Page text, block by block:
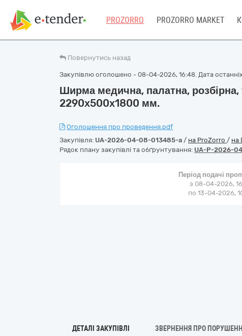
PROZORRO PROZORRO MARKET
Повернутись назад
Закупівлю оголошено - 08-04-2026, 16:48. Дата
Ширма медична, палатна, розбірна,
2290х500х1800 мм.
Оголошення про проведення.pdf
Закупівля: UA-2026-04-08-013485-a / на ProZorro / на
Рядок плану закупівлі та обґрунтування: UA-P-2026-
Період подачі
з 08-04-2026,
по 13-04-2026,
ДЕТАЛІ ЗАКУПІВЛІ ЗВЕРНЕННЯ ПРО